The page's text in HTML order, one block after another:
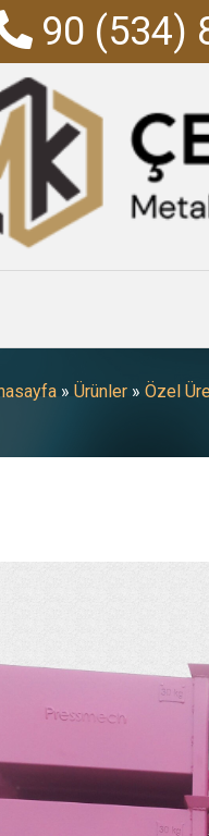
90 (534)
» Ürünler » Özel